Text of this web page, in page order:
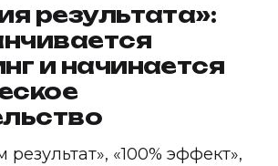
результата»:
и начинается
результат», «100% эффект»,